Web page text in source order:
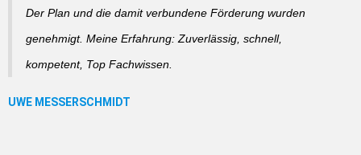
Der Plan und die damit verbundene Förderung wurden
genehmigt. Meine Erfahrung: Zuverlässig, schnell,
kompetent, Top Fachwissen.